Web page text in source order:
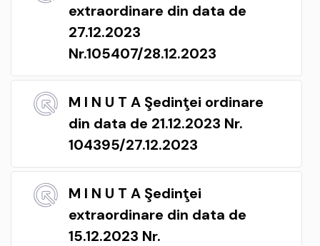
extraordinare din data de
27.12.2023
Nr.105407/28.12.2023
M I N U T A Şedinţei ordinare
din data de 21.12.2023 Nr.
104395/27.12.2023
M I N U T A Şedinţei
extraordinare din data de
15.12.2023 Nr.